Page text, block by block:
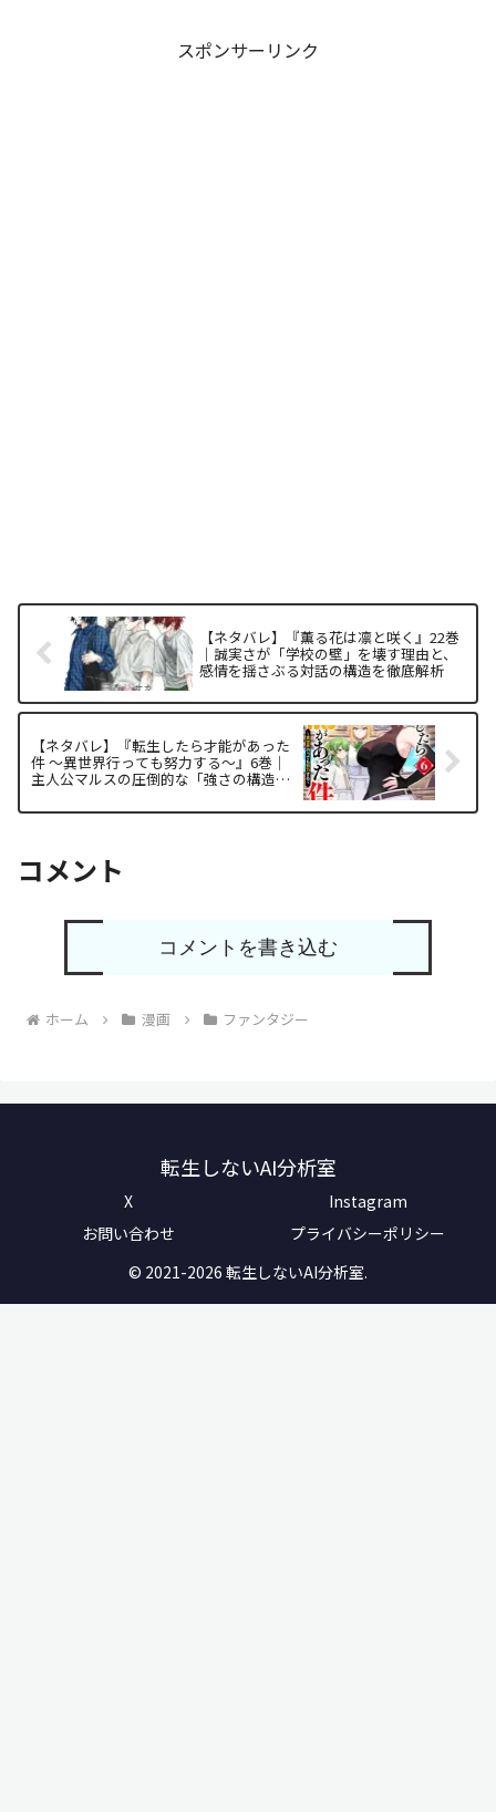
スポンサーリンク
【ネタバレ】『薫る花は凛と咲く』22巻
｜誠実さが「学校の壁」を壊す理由と、
感情を揺さぶる対話の構造を徹底解析
【ネタバレ】『転生したら才能があった
件 ～異世界行っても努力する～』6巻｜
主人公マルスの圧倒的な「強さの構造」
コメント
コメントを書き込む
ホーム 漫画 ファンタジー
転生しないAI分析室
X
Instagram
お問い合わせ
プライバシーポリシー
© 2021-2026 転生しないAI分析室.